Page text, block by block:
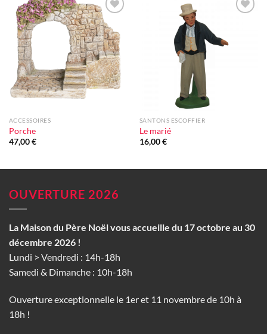
Ajouter
à la liste
d'envie
ACCESSOIRES
Porche
47,00€
SANTONS ESCOFFIER
Le marié
16,00€
OUVERTURE 2026
La Maison du Père Noël vous accueille du 17 octobre au 30
décembre 2026 !
Lundi > Vendredi : 14h-18h
Samedi & Dimanche : 10h-18h
Ouverture exceptionnelle le 1er et 11 novembre de 10h à
18h !